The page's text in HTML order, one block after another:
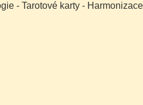
- Tarotové karty -